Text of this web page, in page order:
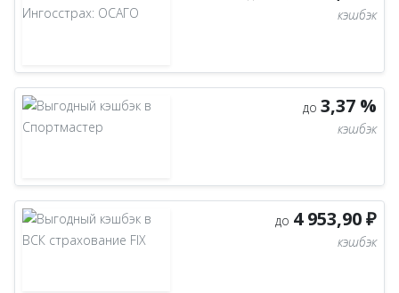
кэшбэк
до 3,37 %
кэшбэк
до 4 953,90 ₽
кэшбэк